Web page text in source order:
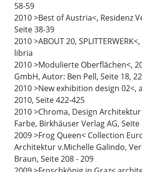
58-59
2010 >Best of Austria<, Residenz
Seite 38-39
2010 >ABOUT 20,
libria
2010 >Modulierte Oberflächen<,
GmbH, Autor: Ben Pell, Seite 18,
2010 >New exhibition design 02<,
2010, Seite 422-425
2010 >Chroma, Design
Farbe, Birkhäuser Verlag AG, Seite
2009 >Frog Queen< Collection
Architektur v.Michelle Galindo,
Braun, Seite 208 - 209